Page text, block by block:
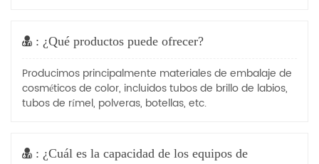
: ¿Qué productos puede ofrecer?
Producimos principalmente materiales de embalaje de
cosméticos de color, incluidos tubos de brillo de labios,
tubos de rímel, polveras, botellas, etc.
: ¿Cuál es la capacidad de los equipos de